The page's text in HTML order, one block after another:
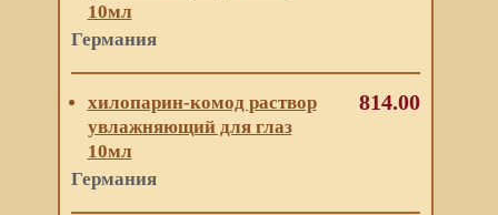
10мл
Германия
хилопарин-комод раствор
увлажняющий для глаз
10мл
Германия
814.00